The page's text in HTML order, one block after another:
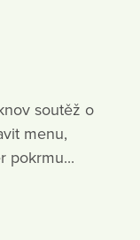
soutěž o
menu,
pokrmu...